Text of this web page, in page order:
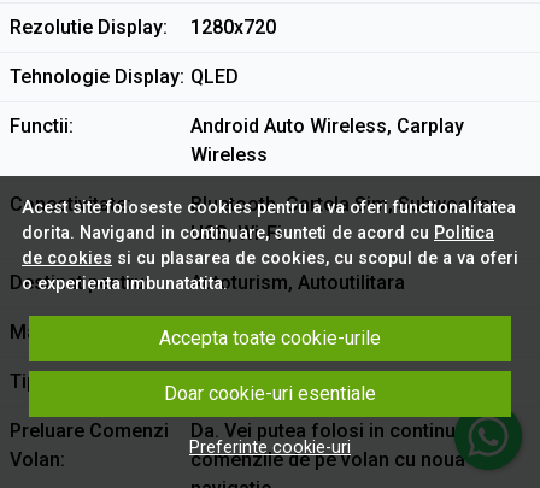
Rezolutie Display 1280x720
Tehnologie Display QLED
Functii
Android Auto Wireless, Carplay
Wireless
Conectivitate
Bluetooth, Cartela Sim, Subwoofer,
USB, Wi-Fi
Destinat pentru Autoturism, Autoutilitara
Marca Jeep
Tip Montare In bord
Preluare Comenzi
Volan
Da. Vei putea folosi in continuare
comenzile de pe volan cu noua
Acest site foloseste cookies pentru a va oferi functionalitatea
dorita. Navigand in continuare, sunteti de acord cu Politica
de cookies si cu plasarea de cookies, cu scopul de a va oferi
o experienta imbunatatita.
Accepta toate cookie-urile
Doar cookie-uri esentiale
Preferinte cookie-uri